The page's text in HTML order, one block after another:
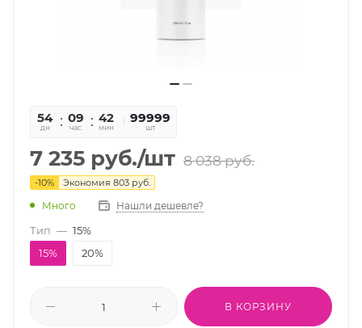
54
дн
09
час
42
мин
27
99999
шт
7 235 руб./шт 8 038руб.
-10% Экономия 803 руб.
Много Нашли дешевле?
Тип — 15%
15%
20%
В КОРЗИНУ